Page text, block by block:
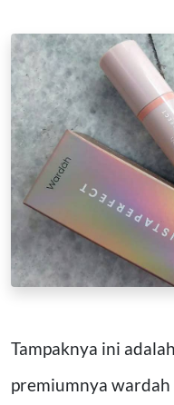
Tampaknya ini
premiumnya wardah